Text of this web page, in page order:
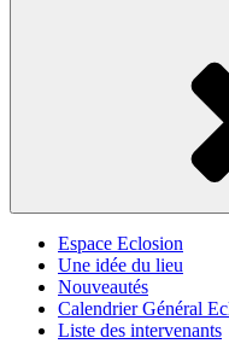
Espace Eclosion
Une idée du lieu
Nouveautés
Calendrier Général
Liste des intervenants